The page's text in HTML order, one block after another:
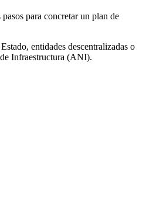
para concretar un plan de
entidades descentralizadas o
Infraestructura (ANI).